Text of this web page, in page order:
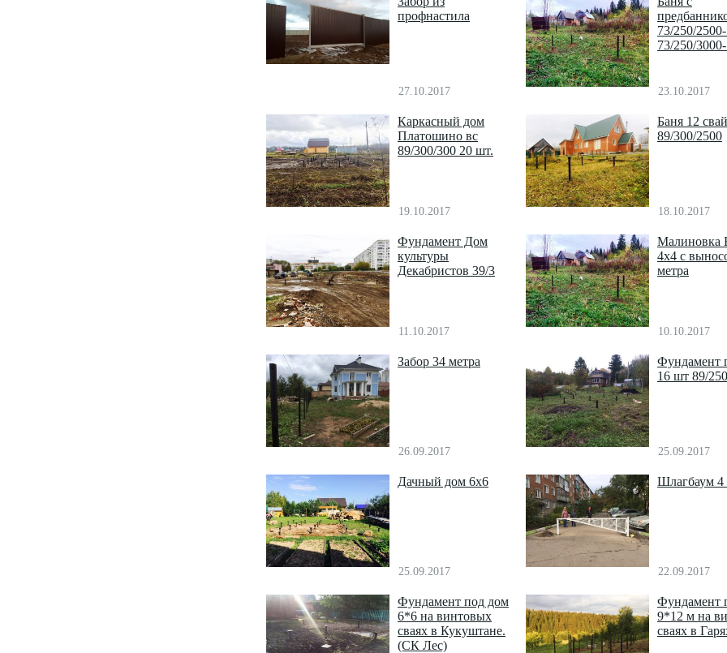
профнастила
27.10.2017
73/250/
73/250/
23.10.2017
Каркасный дом
Платошино вс
89/300/300 20 шт.
19.10.2017
Баня 12 свай
89/300/2500
18.10.2017
Фундамент Дом
культуры
Декабристов 39/3
11.10.2017
Малиновка
4х4 с
метра
10.10.2017
Забор 34 метра
26.09.2017
Фундамент
16 шт 89/
25.09.2017
Дачный дом 6х6
25.09.2017
Шлагбаум 4
22.09.2017
Фундамент под дом
6*6 на винтовых
сваях в Кукуштане.
(СК Лес)
Фундамент
9*12 м на
сваях в